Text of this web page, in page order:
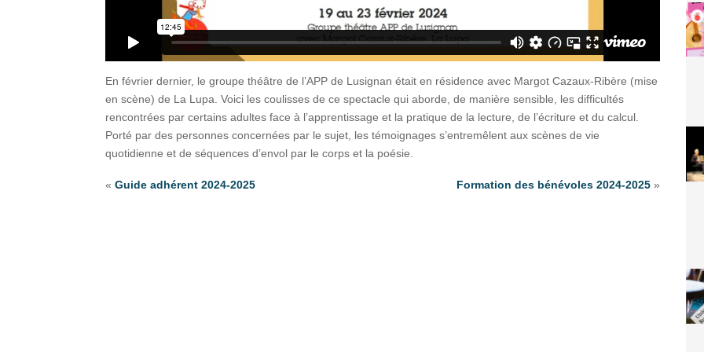
En février dernier, le groupe théâtre de l’APP de Lusignan était en résidence avec Margot Cazaux-Ribère (mise
en scène) de La Lupa. Voici les coulisses de ce spectacle qui aborde, de manière sensible, les difficultés
rencontrées par certains adultes face à l’apprentissage et la pratique de la lecture, de l’écriture et du calcul.
Porté par des personnes concernées par le sujet, les témoignages s’entremêlent aux scènes de vie
quotidienne et de séquences d’envol par le corps et la poésie.
«Guide adhérent 2024-2025 Formation des bénévoles 2024-2025 »